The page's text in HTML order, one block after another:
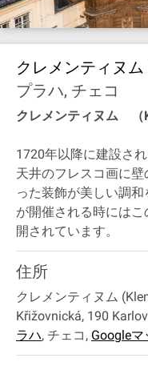
クレメンティヌ
プラハ, チェコ
クレメンティヌム （
1720年以降に建設さ
天井のフレスコ画に
った装飾が美しい調
が開催される時には
開されています。
住所
クレメンティヌム
Křižovnická, 190
ラハ, チェコ , Googleマ